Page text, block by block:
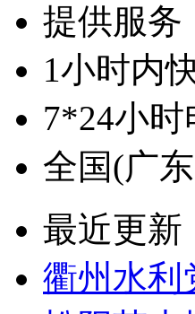
提供服务
1小时内
7*24小
全国(广
最近更新
衢州水利